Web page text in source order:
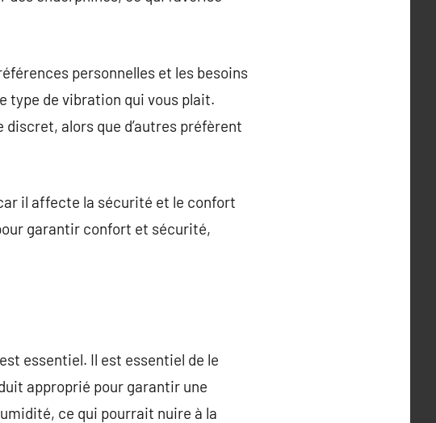
personnelles et les besoins
type de vibration qui vous plait.
alors que d’autres préfèrent
il affecte la sécurité et le confort
garantir confort et sécurité,
essentiel. Il est essentiel de le
approprié pour garantir une
ce qui pourrait nuire à la